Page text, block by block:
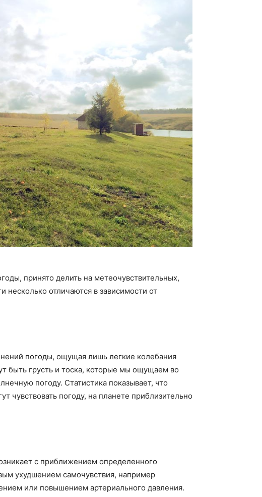
принято делить на метеочувствительных,
несколько отличаются в зависимости от
погоды, ощущая лишь легкие колебания
быть грусть и тоска, которые мы ощущаем во
погоду. Статистика показывает, что
чувствовать погоду, на планете приблизительно
с приближением определенного
ухудшением самочувствия, например
или повышением артериального давления.